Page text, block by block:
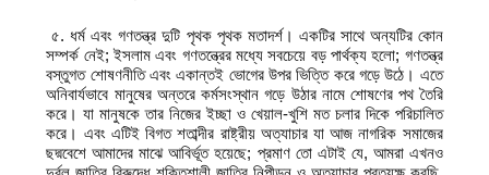
৫. ধর্ম এবং গণতন্ত্র দুটি পৃথক পৃথক মতাদর্শ। একটির সাথে অন্যটির কোন
সম্পর্ক নেই; ইসলাম এবং গণতন্ত্রের মধ্যে সবচেয়ে বড় পার্থক্য হলো; গণতন্ত্র
বস্তুগত শোষণনীতি এবং একান্তই ভোগের উপর ভিত্তি করে গড়ে উঠে। এতে
অনিবার্যভাবে মানুষের অন্তরে কর্মসংস্থান গড়ে উঠার নামে শোষণের পথ তৈরি
করে। যা মানুষকে তার নিজের ইচ্ছা ও খেয়াল-খুশি মত চলার দিকে পরিচালিত
করে। এবং এটিই বিগত শতাব্দীর রাষ্ট্রীয় অত্যাচার যা আজ নাগরিক সমাজের
ছদ্মবেশে আমাদের মাঝে আবির্ভূত হয়েছে; প্রমাণ তো এটাই যে, আমরা এখনও